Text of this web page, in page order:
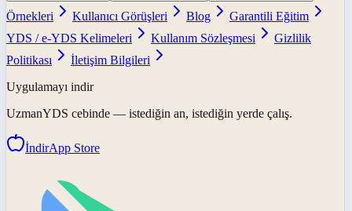
Örnekleri
Kullanıcı Görüşleri Blog
Garantili Eğitim
YDS / e-YDS Kelimeleri
Kullanım Sözleşmesi
Gizlilik
Politikası
İletişim Bilgileri
Uygulamayı indir
UzmanYDS cebinde — istediğin an, istediğin yerde çalış.
İndirApp Store